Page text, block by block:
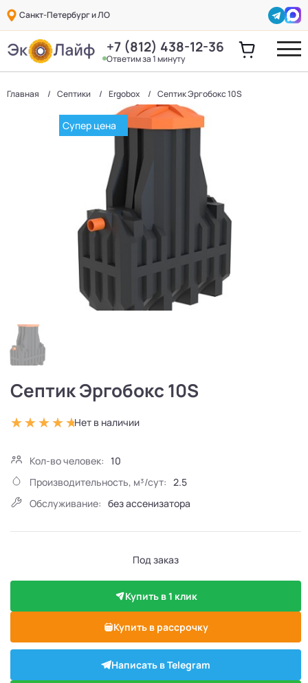
Санкт-Петербург и ЛО
+7 (812) 438-12-36
Ответим за 1 минуту
Главная Септики Ergobox Септик Эргобокс 10S
Супер цена
Септик Эргобокс 10S
Нет в наличии
Кол-во человек: 10
Производительность, м³/сут: 2.5
Обслуживание: без ассенизатора
Под заказ
Купить в 1 клик
Купить в рассрочку
Написать в Telegram